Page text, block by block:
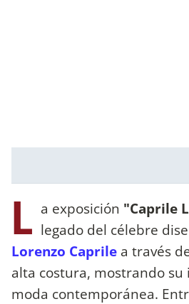
L a exposición "Caprile
legado del célebre
Lorenzo Caprile a través
alta costura, mostrando su
moda contemporánea.